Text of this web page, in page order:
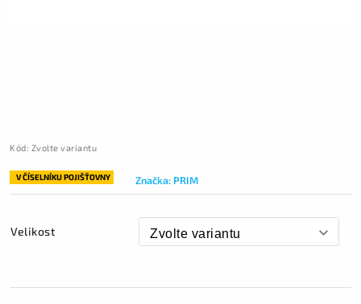
Kód: Zvolte variantu
V ČÍSELNÍKU POJIŠŤOVNY Značka: PRIM
Velikost